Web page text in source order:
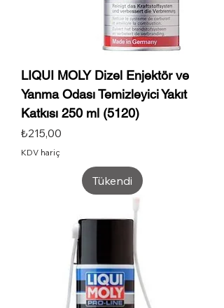
LIQUI MOLY Dizel Enjektör ve
Yanma Odası Temizleyici Yakıt
Katkısı 250 ml (5120)
Fiyat
₺215,00
KDV hariç
Tükendi